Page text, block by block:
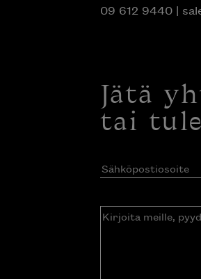
09 612 9440|
Jätä
tai
Sähköpostiosoite
Kirjoita